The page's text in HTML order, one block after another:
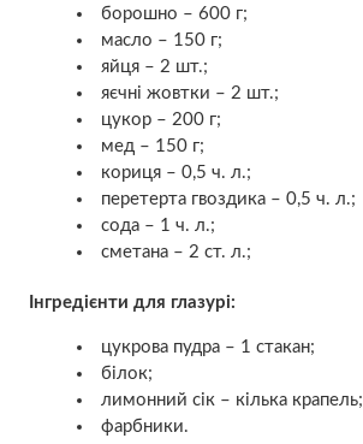
борошно – 600 г;
масло – 150 г;
яйця – 2 шт.;
яєчні жовтки – 2 шт.;
цукор – 200 г;
мед – 150 г;
кориця – 0,5 ч. л.;
перетерта гвоздика – 0,5 ч. л.;
сода – 1 ч. л.;
сметана – 2 ст. л.;
Інгредієнти для глазурі:
цукрова пудра – 1 стакан;
білок;
лимонний сік – кілька крапель;
фарбники.